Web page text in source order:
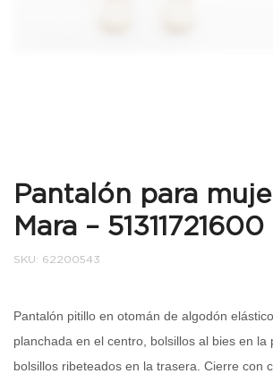
Pantalón para
Mara – 51311721600
SKU: 62200543
Pantalón pitillo en otomán de algodón
planchada en el centro, bolsillos al bies en la
bolsillos ribeteados en la trasera. Cierre con